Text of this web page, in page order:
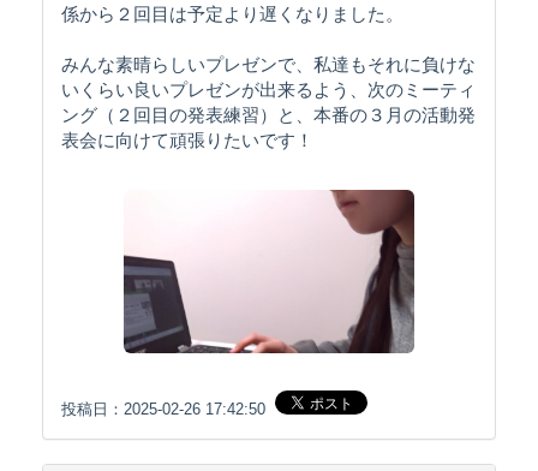
係から２回目は予定より遅くなりました。
みんな素晴らしいプレゼンで、私達もそれに負けな
いくらい良いプレゼンが出来るよう、次のミーティ
ング（２回目の発表練習）と、本番の３月の活動発
表会に向けて頑張りたいです！
投稿日：2025-02-26 17:42:50